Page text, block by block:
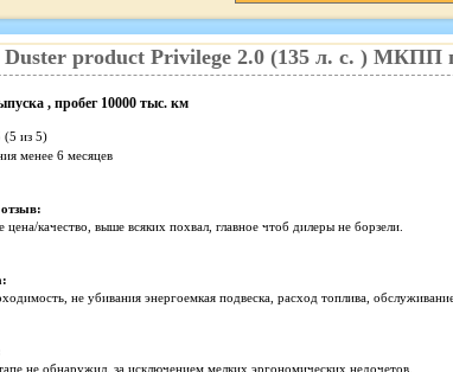
Duster product Privilege 2.0 (135 л. с. ) МКПП
, пробег 10000 тыс. км
(5 из 5)
менее 6 месяцев
качество, выше всяких похвал, главное чтоб дилеры не борзели.
не убивания энергоемкая подвеска, расход топлива,
не обнаружил, за исключением мелких эргономических недочетов.